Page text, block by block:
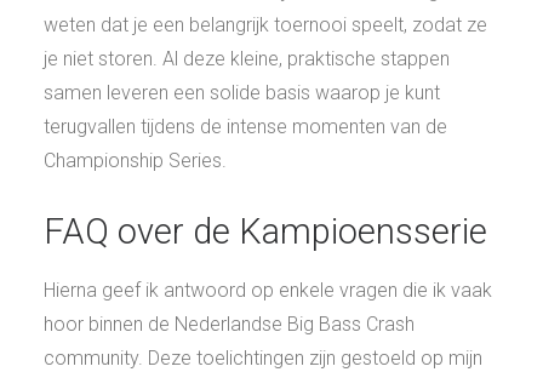
weten dat je een belangrijk toernooi speelt, zodat ze
je niet storen. Al deze kleine, praktische stappen
samen leveren een solide basis waarop je kunt
terugvallen tijdens de intense momenten van de
Championship Series.
FAQ over de Kampioensserie
Hierna geef ik antwoord op enkele vragen die ik vaak
hoor binnen de Nederlandse Big Bass Crash
community. Deze toelichtingen zijn gestoeld op mijn